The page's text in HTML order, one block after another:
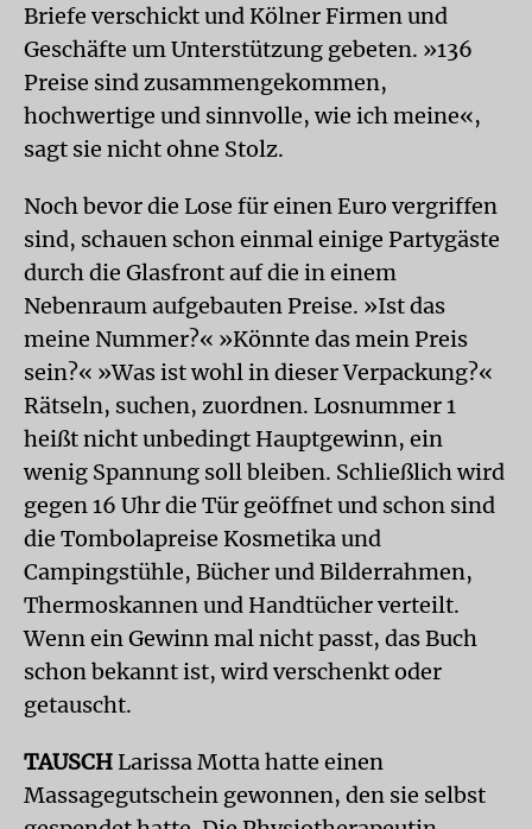
Briefe verschickt und Kölner Firmen und
Geschäfte um Unterstützung gebeten. »136
Preise sind zusammengekommen,
hochwertige und sinnvolle, wie ich meine«,
sagt sie nicht ohne Stolz.
Noch bevor die Lose für einen Euro vergriffen
sind, schauen schon einmal einige Partygäste
durch die Glasfront auf die in einem
Nebenraum aufgebauten Preise. »Ist das
meine Nummer?« »Könnte das mein Preis
sein?« »Was ist wohl in dieser Verpackung?«
Rätseln, suchen, zuordnen. Losnummer 1
heißt nicht unbedingt Hauptgewinn, ein
wenig Spannung soll bleiben. Schließlich wird
gegen 16 Uhr die Tür geöffnet und schon sind
die Tombolapreise Kosmetika und
Campingstühle, Bücher und Bilderrahmen,
Thermoskannen und Handtücher verteilt.
Wenn ein Gewinn mal nicht passt, das Buch
schon bekannt ist, wird verschenkt oder
getauscht.
TAUSCH Larissa Motta hatte einen
Massagegutschein gewonnen, den sie selbst